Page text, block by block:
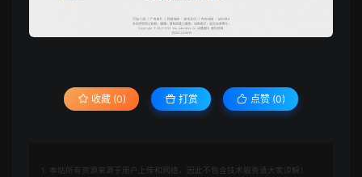
收藏 (0) 打赏 点赞 (0)
1. 本站所有资源来源于用户上传和网络，因此不包含技术服务请大家谅解！